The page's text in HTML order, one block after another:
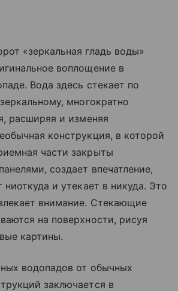
«зеркальная гладь воды»
воплощение в
Вода здесь стекает по
многократно
расширяя и изменяя
конструкция, в которой
части закрыты
создает впечатление,
ниоткуда и утекает в никуда. Это
внимание. Стекающие
на поверхности, рисуя
картины.
водопадов от обычных
заключается в